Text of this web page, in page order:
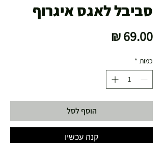
סביבל לאגס איגרוף
כמות *
הוסף לסל
קנה עכשיו